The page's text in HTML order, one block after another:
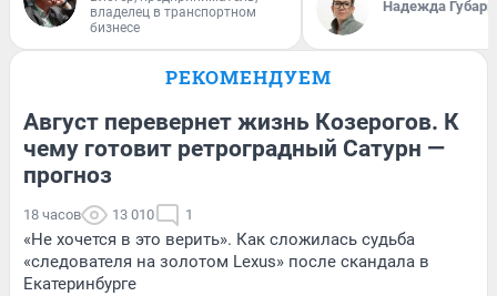
владелец в транспортном
бизнесе
Надежда Губарь
РЕКОМЕНДУЕМ
Август перевернет жизнь Козерогов. К
чему готовит ретроградный Сатурн —
прогноз
18 часов 13 010 1
«Не хочется в это верить». Как сложилась судьба
«следователя на золотом Lexus» после скандала в
Екатеринбурге